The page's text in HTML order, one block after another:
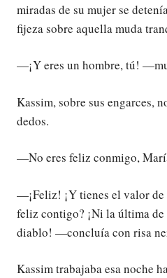
miradas de su mujer se
fijeza sobre aquella muda
—¡Y eres un hombre, tú!
Kassim, sobre sus engarces,
dedos.
—No eres feliz conmigo,
—¡Feliz! ¡Y tienes el valor
feliz contigo? ¡Ni la última
diablo! —concluía con risa
Kassim trabajaba esa noche